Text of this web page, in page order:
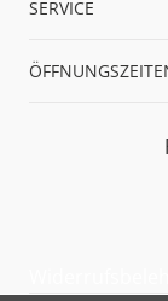
SERVICE